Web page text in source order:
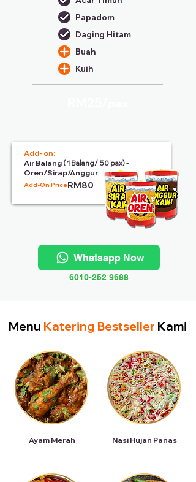
Papadom
Daging Hitam
Buah
Kuih
Add- on:
Air Balang ( 1 Balang/ 50 pax) -
Oren/Sirap/Anggur
Add-On Price:RM80
Whatsapp Now
6010-252 9688
Menu Katering Bestseller Kami
Ayam Merah Nasi Hujan Panas